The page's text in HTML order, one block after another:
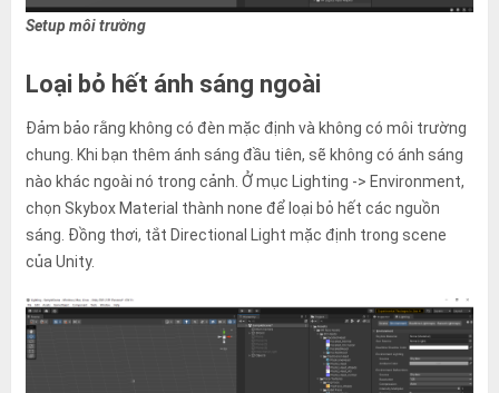
Setup môi trường
Loại bỏ hết ánh sáng ngoài
Đảm bảo rằng không có đèn mặc định và không có môi trường
chung. Khi bạn thêm ánh sáng đầu tiên, sẽ không có ánh sáng
nào khác ngoài nó trong cảnh. Ở mục Lighting -> Environment,
chọn Skybox Material thành none để loại bỏ hết các nguồn
sáng. Đồng thơi, tắt Directional Light mặc định trong scene
của Unity.